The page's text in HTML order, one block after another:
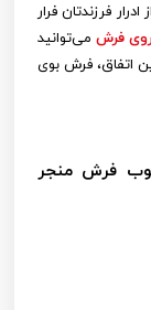
فرزندتان فرار
روی فرش می‌توانید
اتفاق، فرش بوی
فرش منجر